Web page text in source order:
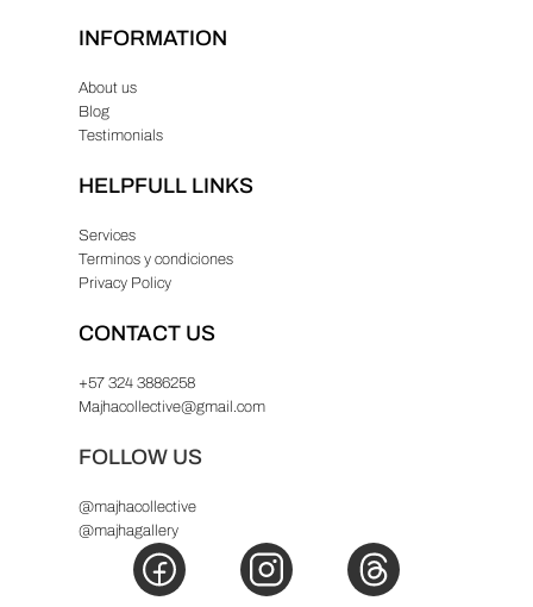
INFORMATION
About us
Blog
Testimonials
HELPFULL LINKS
Services
Terminos y condiciones
Privacy Policy
CONTACT US
+57 324 3886258
Majhacollective@gmail.com
FOLLOW US
@majhacollective
@majhagallery